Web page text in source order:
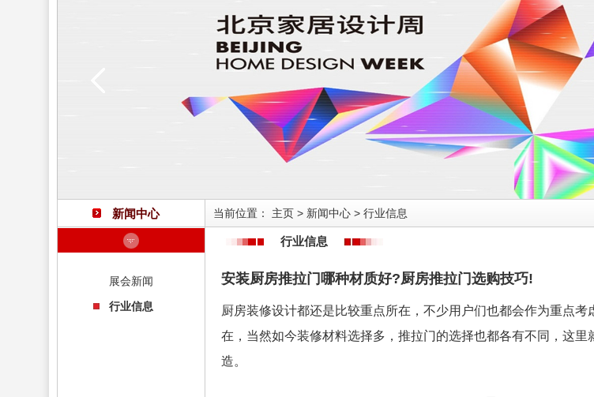
新闻中心
展会新闻
行业信息
当前位置： 主页 > 新闻中心 > 行业信息
行业信息
安装厨房推拉门哪种材质好?厨房推拉门选购技巧!
厨房装修设计都还是比较重点所在，不少用户们也都会作为重点
在，当然如今装修材料选择多，推拉门的选择也都各有不同，这
造。